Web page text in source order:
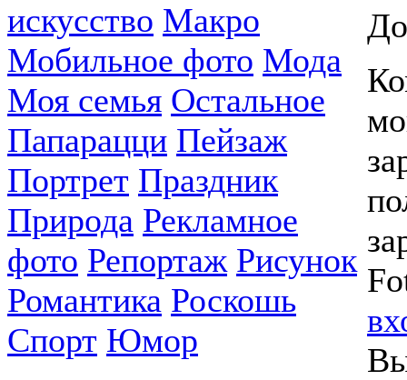
искусство Макро
Мобильное фото Мода
Моя семья Остальное
Папарацци Пейзаж
Портрет Праздник
Природа Рекламное
фото Репортаж Рисунок
Романтика Роскошь
Спорт Юмор